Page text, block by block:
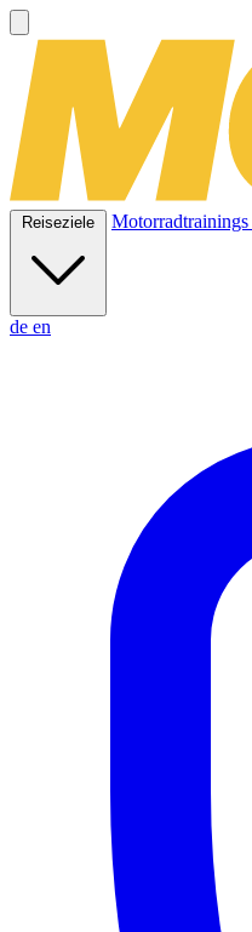
Reiseziele Motorradtrainings
de en